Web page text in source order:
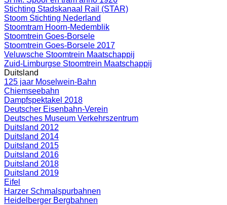
Stichting Stadskanaal Rail (STAR)
Stoom Stichting Nederland
Stoomtram Hoorn-Medemblik
Stoomtrein Goes-Borsele
Stoomtrein Goes-Borsele 2017
Veluwsche Stoomtrein Maatschappij
Zuid-Limburgse Stoomtrein Maatschappij
Duitsland
125 jaar Moselwein-Bahn
Chiemseebahn
Dampfspektakel 2018
Deutscher Eisenbahn-Verein
Deutsches Museum Verkehrszentrum
Duitsland 2012
Duitsland 2014
Duitsland 2015
Duitsland 2016
Duitsland 2018
Duitsland 2019
Eifel
Harzer Schmalspurbahnen
Heidelberger Bergbahnen